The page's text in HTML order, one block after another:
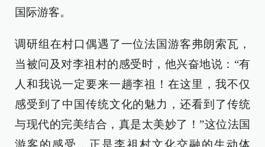
国际游客。
调研组在村口偶遇了一位法国游客弗朗索瓦，
当被问及对李祖村的感受时，他兴奋地说：“有
人和我说一定要来一趟李祖！在这里，我不仅
感受到了中国传统文化的魅力，还看到了传统
与现代的完美结合，真是太美妙了！”这位法国
游客的感受，正是李祖村文化交融的生动体